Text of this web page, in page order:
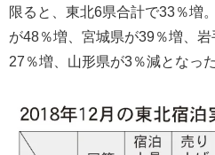
限ると、東北6県合計で33％増
が48％増、宮城県が39％増、
27％増、山形県が3％減となった